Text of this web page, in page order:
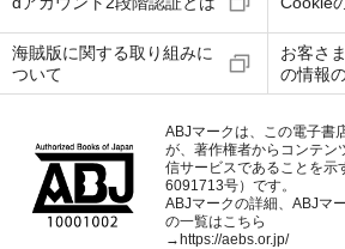
海賊版に関する取り組みに
ついて
お客さ
の情報
ABJマークは、この電子書
が、著作権者からコンテン
信サービスであることを示
6091713号）です。
ABJマークの詳細、ABJマ
の一覧はこちら
→https://aebs.or.jp/